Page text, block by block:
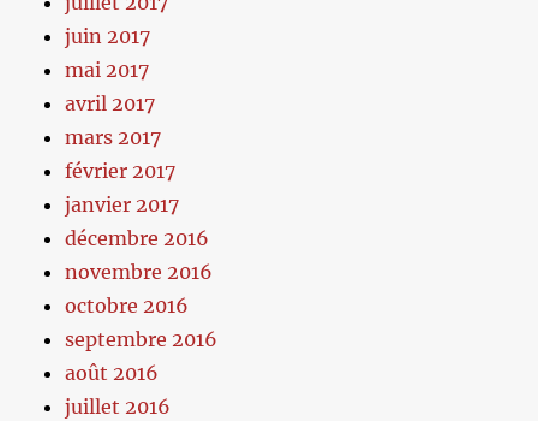
juin 2017
mai 2017
avril 2017
mars 2017
février 2017
janvier 2017
décembre 2016
novembre 2016
octobre 2016
septembre 2016
août 2016
juillet 2016